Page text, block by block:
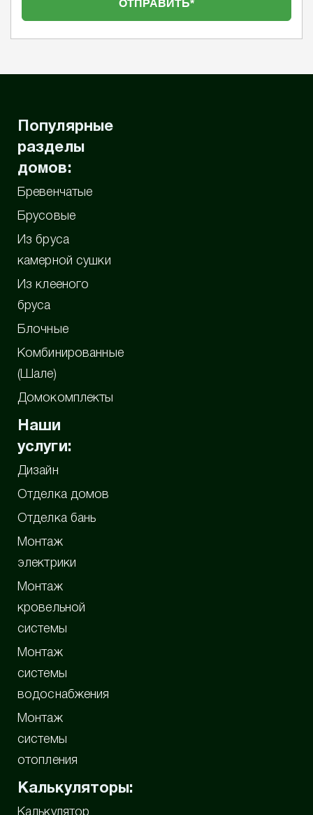
Популярные
разделы
домов:
Бревенчатые
Брусовые
Из бруса
камерной сушки
Из клееного
бруса
Блочные
Комбинированные
(Шале)
Домокомплекты
Наши
услуги:
Дизайн
Отделка домов
Отделка бань
Монтаж
электрики
Монтаж
кровельной
системы
Монтаж
системы
водоснабжения
Монтаж
системы
отопления
Калькуляторы:
Калькулятор